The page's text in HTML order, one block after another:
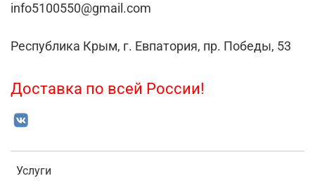
Услуги
info5100550@gmail.com
Республика Крым, г. Евпатория, пр. Победы, 53
Доставка по всей России!